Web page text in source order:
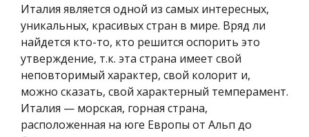
Италия является одной из самых интересных,
уникальных, красивых стран в мире. Вряд ли
найдется кто-то, кто решится оспорить это
утверждение, т.к. эта страна имеет свой
неповторимый характер, свой колорит и,
можно сказать, свой характерный темперамент.
Италия — морская, горная страна,
расположенная на юге Европы от Альп до